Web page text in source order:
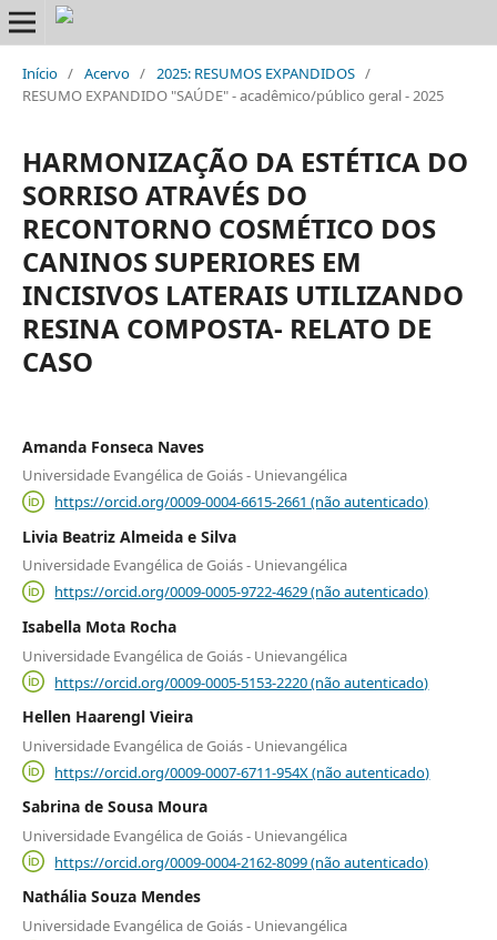
Início / Acervo / 2025: RESUMOS EXPANDIDOS /
RESUMO EXPANDIDO "SAÚDE" - acadêmico/público geral - 2025
HARMONIZAÇÃO DA ESTÉTICA DO
SORRISO ATRAVÉS DO
RECONTORNO COSMÉTICO DOS
CANINOS SUPERIORES EM
INCISIVOS LATERAIS UTILIZANDO
RESINA COMPOSTA- RELATO DE
CASO
Amanda Fonseca Naves
Universidade Evangélica de Goiás - Unievangélica
https://orcid.org/0009-0004-6615-2661 (não autenticado)
Livia Beatriz Almeida e Silva
Universidade Evangélica de Goiás - Unievangélica
https://orcid.org/0009-0005-9722-4629 (não autenticado)
Isabella Mota Rocha
Universidade Evangélica de Goiás - Unievangélica
https://orcid.org/0009-0005-5153-2220 (não autenticado)
Hellen Haarengl Vieira
Universidade Evangélica de Goiás - Unievangélica
https://orcid.org/0009-0007-6711-954X (não autenticado)
Sabrina de Sousa Moura
Universidade Evangélica de Goiás - Unievangélica
https://orcid.org/0009-0004-2162-8099 (não autenticado)
Nathália Souza Mendes
Universidade Evangélica de Goiás - Unievangélica